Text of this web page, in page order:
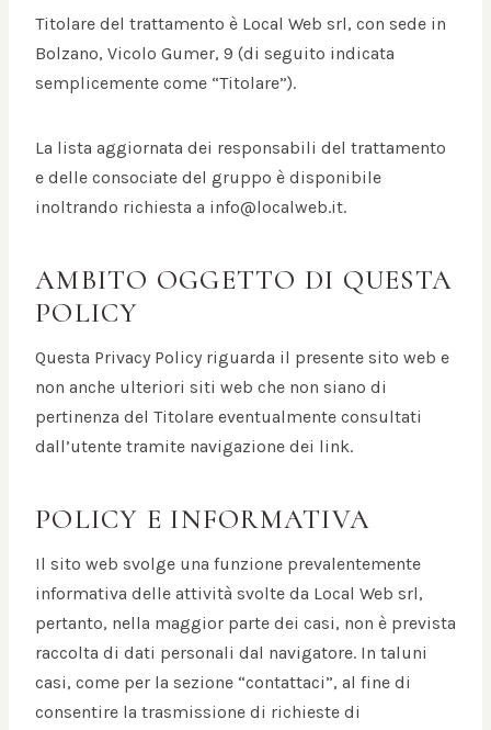
Titolare del trattamento è Local Web srl, con sede in
Bolzano, Vicolo Gumer, 9 (di seguito indicata
semplicemente come “Titolare”).
La lista aggiornata dei responsabili del trattamento
e delle consociate del gruppo è disponibile
inoltrando richiesta a info@localweb.it.
AMBITO OGGETTO DI QUESTA
POLICY
Questa Privacy Policy riguarda il presente sito web e
non anche ulteriori siti web che non siano di
pertinenza del Titolare eventualmente consultati
dall’utente tramite navigazione dei link.
POLICY E INFORMATIVA
Il sito web svolge una funzione prevalentemente
informativa delle attività svolte da Local Web srl,
pertanto, nella maggior parte dei casi, non è prevista
raccolta di dati personali dal navigatore. In taluni
casi, come per la sezione “contattaci”, al fine di
consentire la trasmissione di richieste di